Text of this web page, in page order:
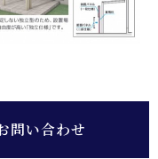
問い合わせ